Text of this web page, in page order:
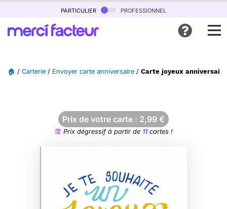
particulier professionnel
🏠 / Carterie / Envoyer carte anniversaire / Carte joyeux
Prix de votre carte : 2,99 €
Prix dégressif à partir de 11cartes !